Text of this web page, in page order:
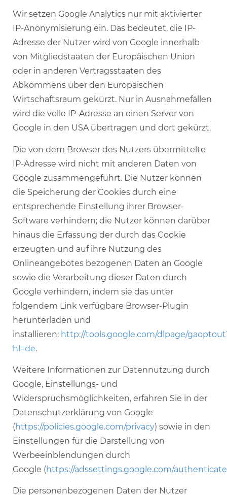
Wir setzen Google Analytics nur mit aktivierter
IP-Anonymisierung ein. Das bedeutet, die IP-
Adresse der Nutzer wird von Google innerhalb
von Mitgliedstaaten der Europäischen Union
oder in anderen Vertragsstaaten des
Abkommens über den Europäischen
Wirtschaftsraum gekürzt. Nur in Ausnahmefällen
wird die volle IP-Adresse an einen Server von
Google in den USA übertragen und dort gekürzt.
Die von dem Browser des Nutzers übermittelte
IP-Adresse wird nicht mit anderen Daten von
Google zusammengeführt. Die Nutzer können
die Speicherung der Cookies durch eine
entsprechende Einstellung ihrer Browser-
Software verhindern; die Nutzer können darüber
hinaus die Erfassung der durch das Cookie
erzeugten und auf ihre Nutzung des
Onlineangebotes bezogenen Daten an Google
sowie die Verarbeitung dieser Daten durch
Google verhindern, indem sie das unter
folgendem Link verfügbare Browser-Plugin
herunterladen und
installieren: http://tools.google.com/dlpage/
hl=de.
Weitere Informationen zur Datennutzung durch
Google, Einstellungs- und
Widerspruchsmöglichkeiten, erfahren Sie in der
Datenschutzerklärung von Google
(https://policies.google.com/privacy) sowie in den
Einstellungen für die Darstellung von
Werbeeinblendungen durch
Google (https://adssettings.google.com/
Die personenbezogenen Daten der Nutzer